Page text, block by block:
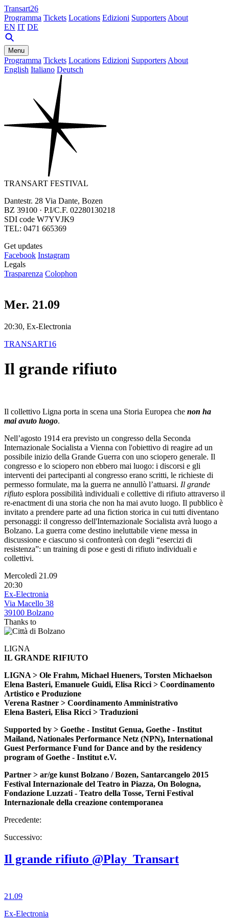
Transart26
Programma Tickets Locations Edizioni Supporters About
EN IT DE
Menu
Programma Tickets Locations Edizioni Supporters About
English Italiano Deutsch
TRANSART FESTIVAL
Dantestr. 28 Via Dante, Bozen
BZ 39100 · P.I/C.F. 02280130218
SDI code W7YVJK9
TEL: 0471 665369
Get updates
Facebook Instagram
Legals
Trasparenza Colophon
Mer. 21.09
20:30, Ex-Electronia
TRANSART16
Il grande rifiuto
Il collettivo Ligna porta in scena una Storia Europea che non ha
mai avuto luogo.
Nell’agosto 1914 era previsto un congresso della Seconda
Internazionale Socialista a Vienna con l'obiettivo di reagire ad un
possibile inizio della Grande Guerra con uno sciopero generale. Il
congresso e lo sciopero non ebbero mai luogo: i discorsi e gli
interventi dei partecipanti al congresso erano scritti, le richieste di
permesso formulate, ma la guerra ne annullò l’attuarsi. Il grande
rifiuto esplora possibilità individuali e collettive di rifiuto attraverso il
re-enactment di una storia che non ha mai avuto luogo. Il pubblico è
invitato a prendere parte ad una fiction storica in cui tutti diventano
personaggi: il congresso dell'Internazionale Socialista avrà luogo a
Bolzano. La guerra come destino ineluttabile viene messa in
discussione e ciascuno si confronterà con degli “esercizi di
resistenza”: un training di pose e gesti di rifiuto individuali e
collettivi.
Mercoledì 21.09
20:30
Ex-Electronia
Via Macello 38
39100 Bolzano
Thanks to
LIGNA
IL GRANDE RIFIUTO
LIGNA > Ole Frahm, Michael Hueners, Torsten Michaelson
Elena Basteri, Emanuele Guidi, Elisa Ricci > Coordinamento
Artistico e Produzione
Verena Rastner > Coordinamento Amministrativo
Elena Basteri, Elisa Ricci > Traduzioni
Supported by > Goethe - Institut Genua, Goethe - Institut
Mailand, Nationales Performance Netz (NPN), International
Guest Performance Fund for Dance and by the residency
program of Goethe - Institut e.V.
Partner > ar/ge kunst Bolzano / Bozen, Santarcangelo 2015
Festival Internazionale del Teatro in Piazza, On Bologna,
Fondazione Luzzati - Teatro della Tosse, Terni Festival
Internazionale della creazione contemporanea
Precedente:
Successivo:
Il grande rifiuto @Play_Transart
21.09
Ex-Electronia